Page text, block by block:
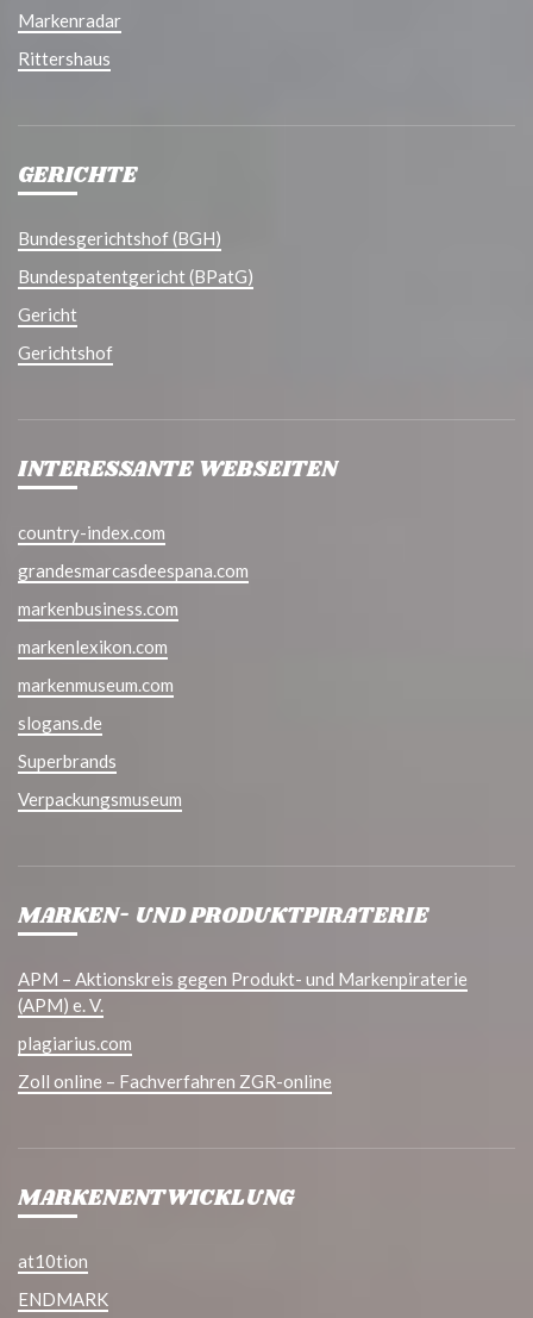
Markenradar
Rittershaus
GERICHTE
Bundesgerichtshof (BGH)
Bundespatentgericht (BPatG)
Gericht
Gerichtshof
INTERESSANTE WEBSEITEN
country-index.com
grandesmarcasdeespana.com
markenbusiness.com
markenlexikon.com
markenmuseum.com
slogans.de
Superbrands
Verpackungsmuseum
MARKEN- UND PRODUKTPIRATERIE
APM – Aktionskreis gegen Produkt- und Markenpiraterie
(APM) e. V.
plagiarius.com
Zoll online – Fachverfahren ZGR-online
MARKENENTWICKLUNG
at10tion
ENDMARK